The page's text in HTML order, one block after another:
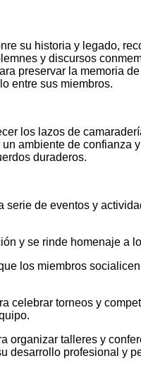
su historia y legado,
y discursos
preservar la memoria
entre sus miembros.
los lazos de
ambiente de confianza
duraderos.
de eventos y
y se rinde homenaje a
los miembros
celebrar torneos y
organizar talleres y
desarrollo profesional y